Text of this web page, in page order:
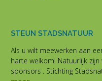
STEUN STADSNATUUR
Als u wilt meewerken aan
harte welkom! Natuurlijk
sponsors . Stichting